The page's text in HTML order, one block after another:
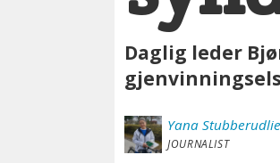
Daglig leder
Yana
JOURNALIST